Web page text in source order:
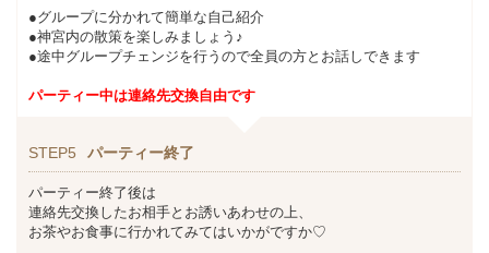
●グループに分かれて簡単な自己紹介
●神宮内の散策を楽しみましょう♪
●途中グループチェンジを行うので全員の方とお話しできます
パーティー中は連絡先交換自由です
STEP5 パーティー終了
パーティー終了後は
連絡先交換したお相手とお誘いあわせの上、
お茶やお食事に行かれてみてはいかがですか♡